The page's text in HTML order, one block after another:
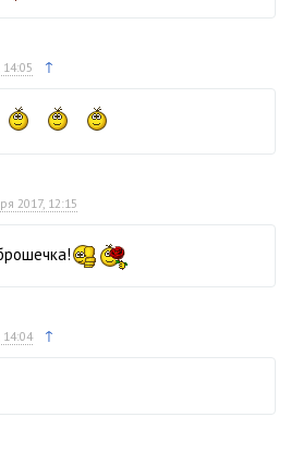
↑
2017, 12:15
14:04 ↑